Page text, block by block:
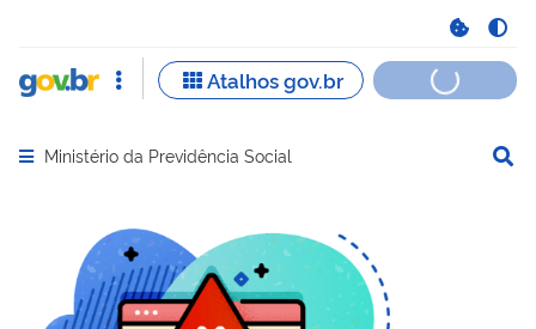
Abrir menu principal de navegação
Ministério da Previdência Social